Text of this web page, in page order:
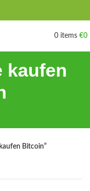
0 items €0
kaufen
Bitcoin”